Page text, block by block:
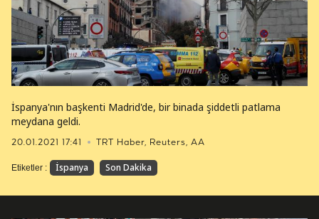
20.01.2021 17:41 TRT Haber, Reuters, AA
İspanya'nın başkenti Madrid'de, bir binada şiddetli patlama
meydana geldi.
Etiketler : İspanya Son Dakika